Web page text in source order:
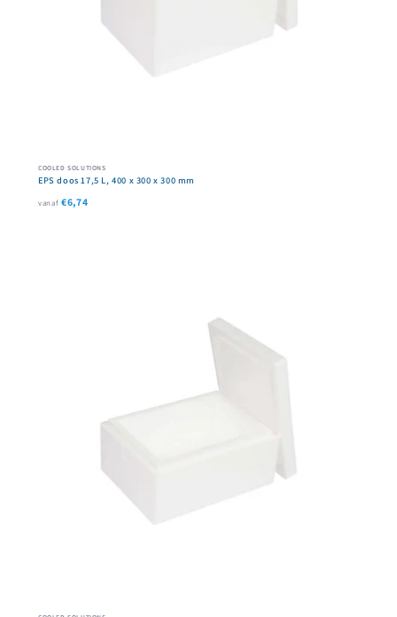
COOLED SOLUTIONS
EPS doos 17,5 L, 400 x 300 x 300 mm
vanaf €6,74